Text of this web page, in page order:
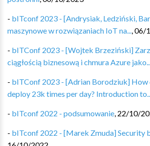
- bITconf 2023 - [Andrysiak, Ledziński,
maszynowe w rozwiązaniach IoT na...,06/
- bITConf 2023 - [Wojtek Brzeziński]
ciągłością biznesową i chmura Azure
- bITConf 2023 - [Adrian Borodziuk] How
deploy 23k times per day? Introduction
- bITconf 2022 - podsumowanie, 22/10/
- bITconf 2022 - [Marek Zmuda] Security